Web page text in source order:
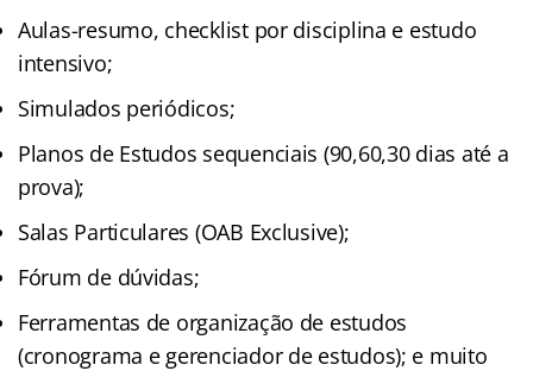
Aulas-resumo, checklist por disciplina e estudo
intensivo;
Simulados periódicos;
Planos de Estudos sequenciais (90,60,30 dias até a
prova);
Salas Particulares (OAB Exclusive);
Fórum de dúvidas;
Ferramentas de organização de estudos
(cronograma e gerenciador de estudos); e muito